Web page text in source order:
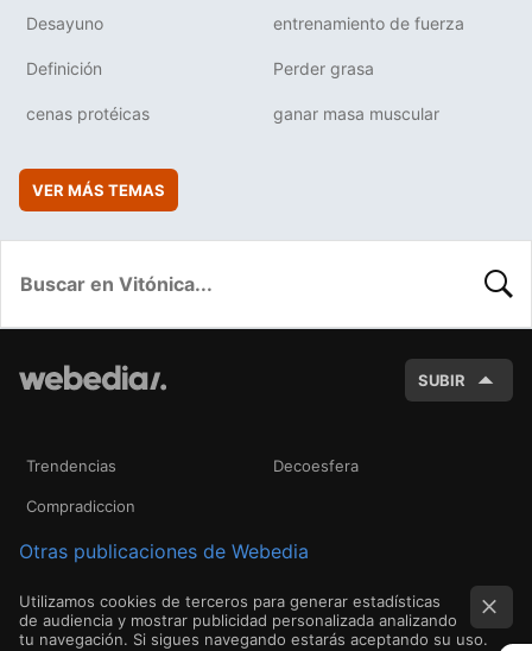
Desayuno entrenamiento de fuerza
Definición Perder grasa
cenas protéicas ganar masa muscular
VER MÁS TEMAS
SUBIR
Trendencias Decoesfera
Compradiccion
Otras publicaciones de Webedia
Utilizamos cookies de terceros para generar estadísticas
de audiencia y mostrar publicidad personalizada analizando
tu navegación. Si sigues navegando estarás aceptando su uso.